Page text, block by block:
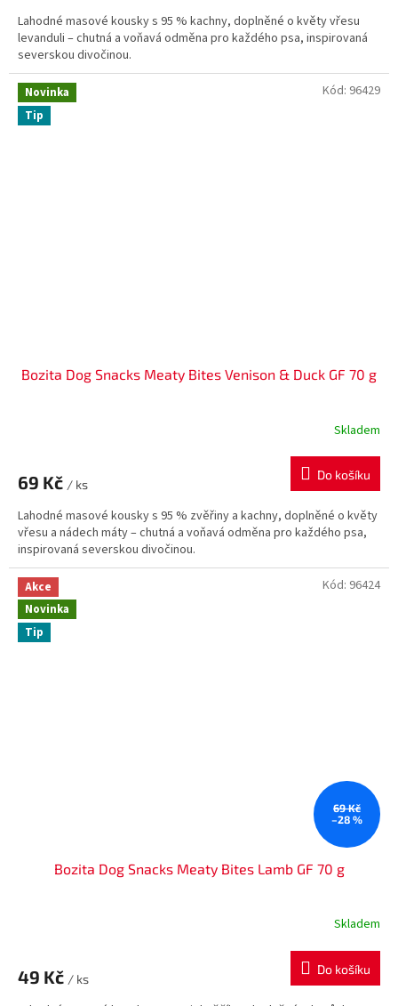
Lahodné masové kousky s 95 % kachny, doplněné o květy vřesu
levanduli – chutná a voňavá odměna pro každého psa, inspirovaná
severskou divočinou.
Novinka
Tip
Bozita Dog Snacks Meaty Bites Venison & Duck GF 70 g
Skladem
69 Kč / ks
Do košíku
Lahodné masové kousky s 95 % zvěřiny a kachny, doplněné o květy
vřesu a nádech máty – chutná a voňavá odměna pro každého psa,
inspirovaná severskou divočinou.
Kód: 96429
Akce
Novinka
Tip
69 Kč
–28 %
Bozita Dog Snacks Meaty Bites Lamb GF 70 g
Skladem
49 Kč / ks
Do košíku
Kód: 96424